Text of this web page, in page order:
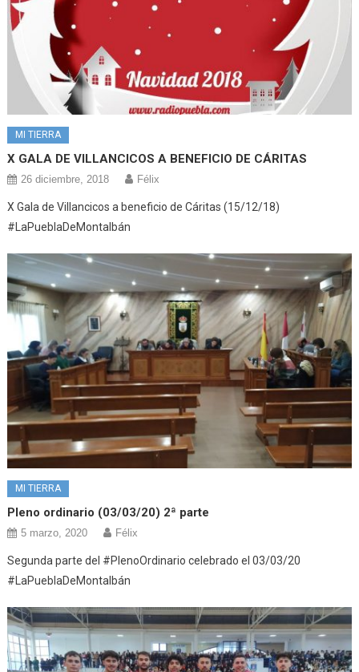
MI TIERRA
X GALA DE VILLANCICOS A BENEFICIO DE CÁRITAS
26 diciembre, 2018 Félix
X Gala de Villancicos a beneficio de Cáritas (15/12/18)
#LaPueblaDeMontalbán
MI TIERRA
Pleno ordinario (03/03/20) 2ª parte
5 marzo, 2020 Félix
Segunda parte del #PlenoOrdinario celebrado el 03/03/20
#LaPueblaDeMontalbán